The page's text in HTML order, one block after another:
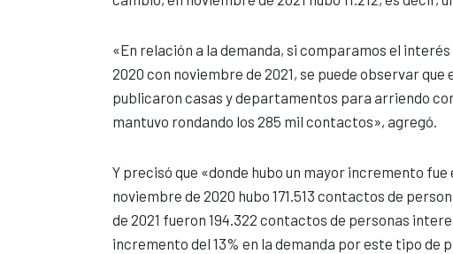
«En relación a la demanda, si comparamos el
2020 con noviembre de 2021, se puede observar
publicaron casas y departamentos para arriendo
mantuvo rondando los 285 mil contactos», agregó.
Y precisó que «donde hubo un mayor incremento
noviembre de 2020 hubo 171.513 contactos de
de 2021 fueron 194.322 contactos de personas
incremento del 13% en la demanda por este tipo de